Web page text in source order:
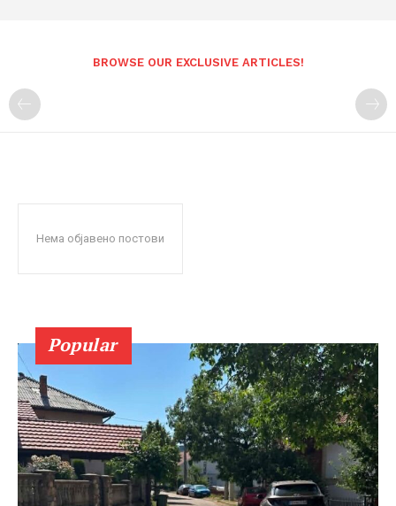
BROWSE OUR EXCLUSIVE ARTICLES!
Нема објавено постови
Popular